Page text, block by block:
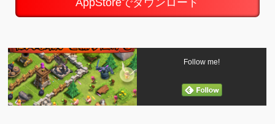
AppStoreでダウンロード
Follow me!